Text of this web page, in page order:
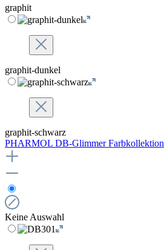
graphit
graphit-dunkel
graphit-schwarz
PHARMOL DB-Glimmer Farbkollektion
Keine Auswahl